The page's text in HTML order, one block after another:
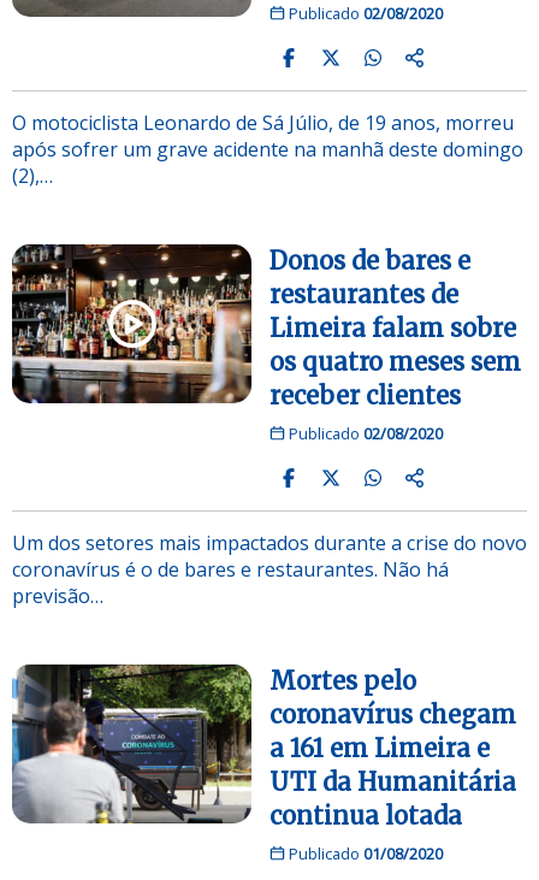
Publicado 02/08/2020
O motociclista Leonardo de Sá Júlio, de 19 anos, morreu
após sofrer um grave acidente na manhã deste domingo
(2),…
Donos de bares e
restaurantes de
Limeira falam sobre
os quatro meses sem
receber clientes
Publicado 02/08/2020
Um dos setores mais impactados durante a crise do novo
coronavírus é o de bares e restaurantes. Não há
previsão…
Mortes pelo
coronavírus chegam
a 161 em Limeira e
UTI da Humanitária
continua lotada
Publicado 01/08/2020